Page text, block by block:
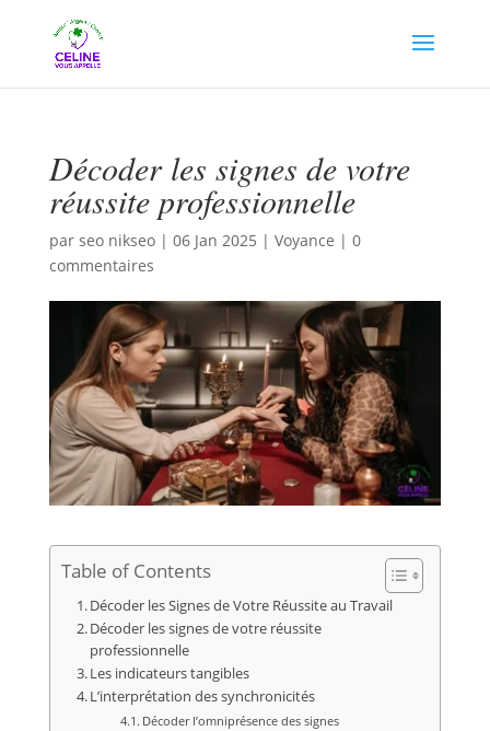
Décoder les signes de votre
réussite professionnelle
par seo nikseo| 06 Jan 2025 | Voyance | 0
commentaires
Table of Contents
Décoder les Signes de Votre Réussite au Travail
Décoder les signes de votre réussite
professionnelle
Les indicateurs tangibles
L’interprétation des synchronicités
Décoder l’omniprésence des signes